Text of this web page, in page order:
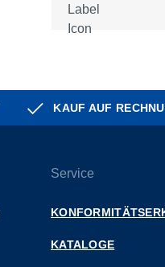
KAUF AUF
Service
KATALOGE